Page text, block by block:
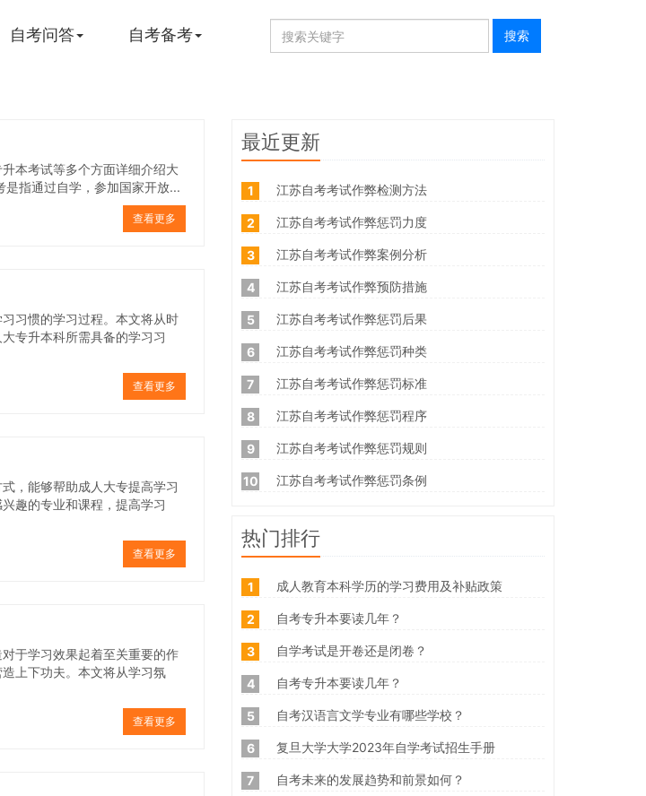
自考问答 自考备考
本考试等多个方面详细介绍大
指通过自学，参加国家开放...
查看更多
习惯的学习过程。本文将从时
专升本科所需具备的学习习
查看更多
，能够帮助成人大专提高学习
趣的专业和课程，提高学习
查看更多
于学习效果起着至关重要的作
上下功夫。本文将从学习氛
查看更多
最近更新
1 江苏自考考试作弊检测方法
2 江苏自考考试作弊惩罚力度
3 江苏自考考试作弊案例分析
4 江苏自考考试作弊预防措施
5 江苏自考考试作弊惩罚后果
6 江苏自考考试作弊惩罚种类
7 江苏自考考试作弊惩罚标准
8 江苏自考考试作弊惩罚程序
9 江苏自考考试作弊惩罚规则
10 江苏自考考试作弊惩罚条例
热门排行
1 成人教育本科学历的学习费用及补贴政策
2 自考专升本要读几年？
3 自学考试是开卷还是闭卷？
4 自考专升本要读几年？
5 自考汉语言文学专业有哪些学校？
6 复旦大学大学2023年自学考试招生手册
7 自考未来的发展趋势和前景如何？